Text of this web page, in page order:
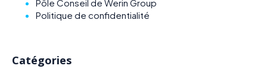
Pôle Conseil de Werin Group
Politique de confidentialité
Catégories